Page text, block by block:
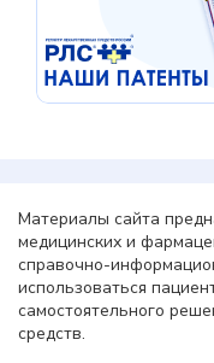
Материалы сайта
медицинских и
справочно-
использоваться
самостоятельного
средств.